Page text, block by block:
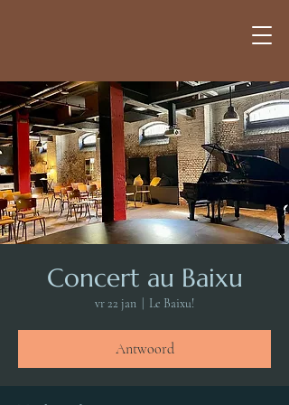
Concert au Baixu
vr 22 jan Le Baixu!
Antwoord